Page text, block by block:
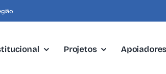
Projetos Apoiadores